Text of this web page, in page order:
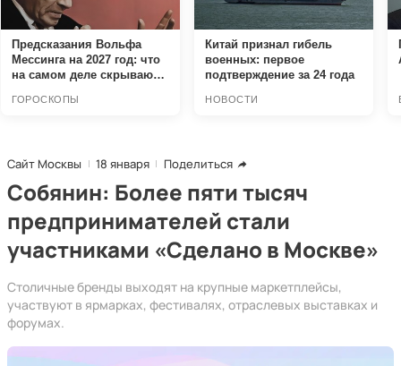
Сайт Москвы 18 января Поделиться
Собянин: Более пяти тысяч
предпринимателей стали
участниками «Сделано в Москве»
Столичные бренды выходят на крупные маркетплейсы,
участвуют в ярмарках, фестивалях, отраслевых выставках и
форумах.